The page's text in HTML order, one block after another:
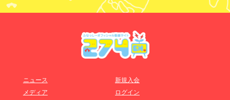
ニュース
メディア
新規入会
ログイン